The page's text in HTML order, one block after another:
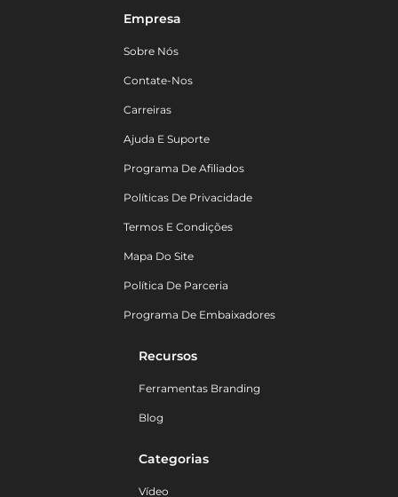
Empresa
Sobre Nós
Contate-Nos
Carreiras
Ajuda E Suporte
Programa De Afiliados
Políticas De Privacidade
Termos E Condições
Mapa Do Site
Política De Parceria
Programa De Embaixadores
Recursos
Ferramentas Branding
Blog
Categorias
Vídeo